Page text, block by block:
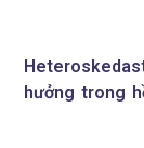
hưởng trong